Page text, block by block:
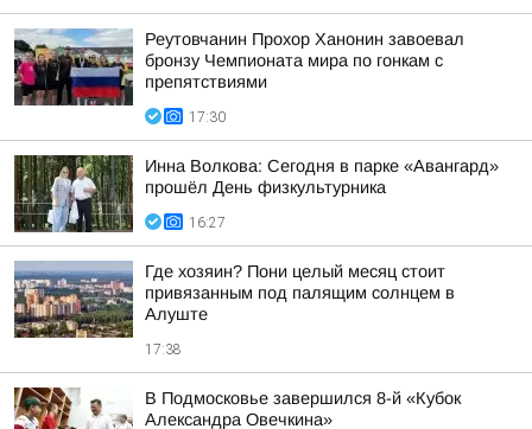
Реутовчанин Прохор Ханонин завоевал
бронзу Чемпионата мира по гонкам с
препятствиями
17:30
Инна Волкова: Сегодня в парке «Авангард»
прошёл День физкультурника
16:27
Где хозяин? Пони целый месяц стоит
привязанным под палящим солнцем в
Алуште
17:38
В Подмосковье завершился 8-й «Кубок
Александра Овечкина»